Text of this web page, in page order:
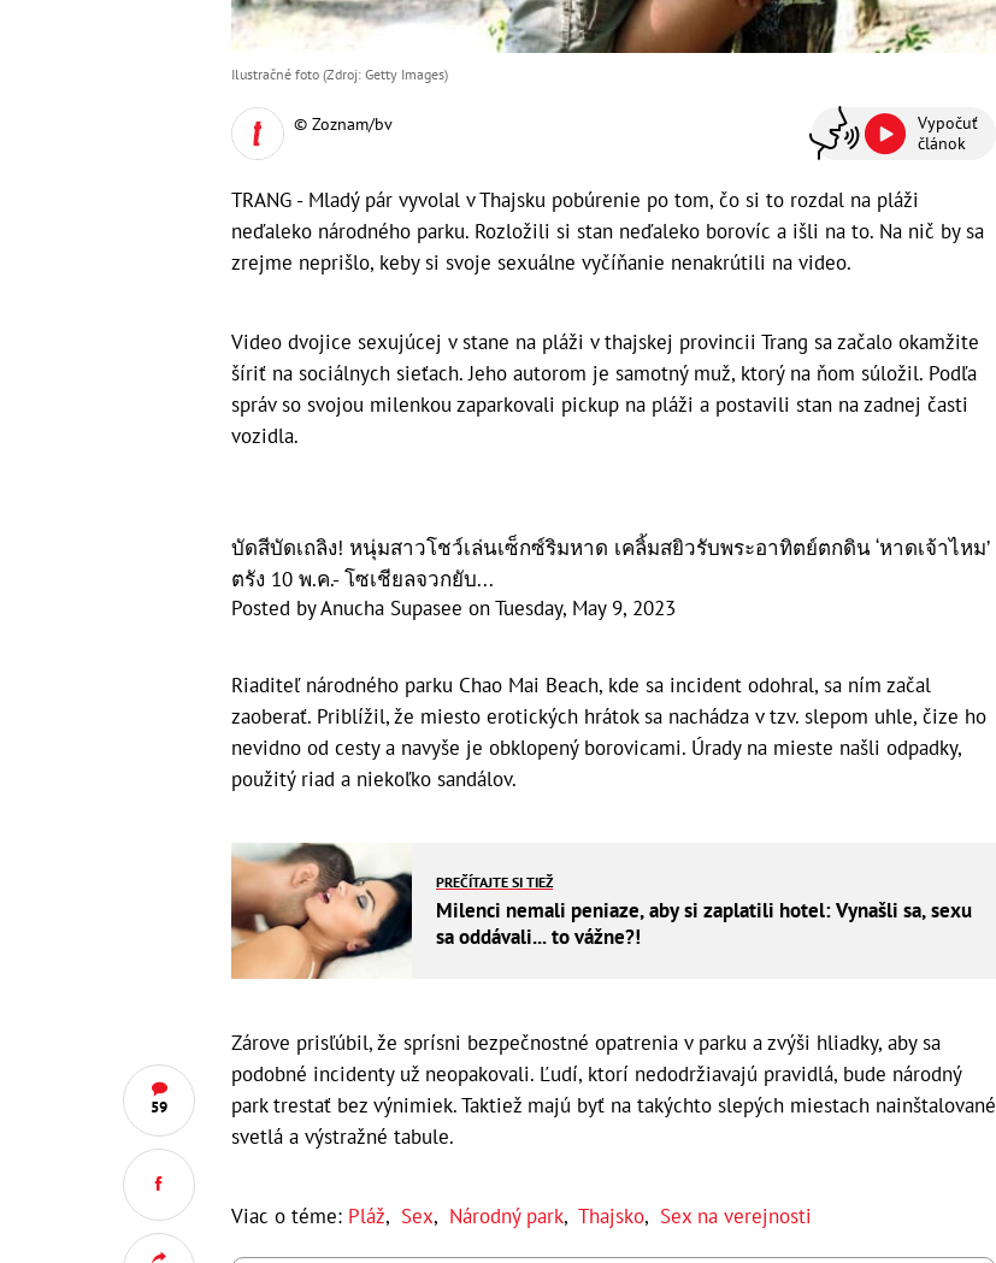
59
Ilustračné foto (Zdroj: Getty Images)
© Zoznam/bv
Vypočuť
článok
TRANG - Mladý pár vyvolal v Thajsku pobúrenie po tom, čo si to rozdal na pláži
neďaleko národného parku. Rozložili si stan neďaleko borovíc a išli na to. Na nič by sa
zrejme neprišlo, keby si svoje sexuálne vyčíňanie nenakrútili na video.
Video dvojice sexujúcej v stane na pláži v thajskej provincii Trang sa začalo okamžite
šíriť na sociálnych sieťach. Jeho autorom je samotný muž, ktorý na ňom súložil. Podľa
správ so svojou milenkou zaparkovali pickup na pláži a postavili stan na zadnej časti
vozidla.
บัดสีบัดเถลิง! หนุ่มสาวโชว์เล่นเซ็กซ์ริมหาด เคลิ้มสยิวรับพระอาทิตย์ตกดิน ‘หาดเจ้าไหม’
ตรัง 10 พ.ค.- โซเชียลจวกยับ...
Posted byAnucha Supasee onTuesday, May 9, 2023
Riaditeľ národného parku Chao Mai Beach, kde sa incident odohral, sa ním začal
zaoberať. Priblížil, že miesto erotických hrátok sa nachádza v tzv. slepom uhle, čize ho
nevidno od cesty a navyše je obklopený borovicami. Úrady na mieste našli odpadky,
použitý riad a niekoľko sandálov.
PREČÍTAJTE SI TIEŽ
Milenci nemali peniaze, aby si zaplatili hotel: Vynašli sa, sexu
sa oddávali... to vážne?!
Zárove prisľúbil, že sprísni bezpečnostné opatrenia v parku a zvýši hliadky, aby sa
podobné incidenty už neopakovali. Ľudí, ktorí nedodržiavajú pravidlá, bude národný
park trestať bez výnimiek. Taktiež majú byť na takýchto slepých miestach nainštalované
svetlá a výstražné tabule.
Viac o téme: Pláž, Sex, Národný park, Thajsko, Sex na verejnosti